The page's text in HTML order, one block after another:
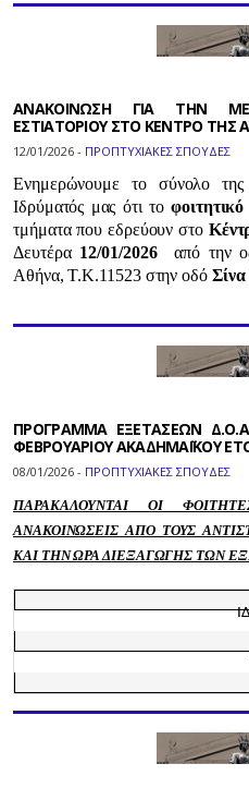
ΑΝΑΚΟΙΝΩΣΗ ΓΙΑ ΤΗΝ
ΕΣΤΙΑΤΟΡΙΟΥ ΣΤΟ ΚΕΝΤΡΟ ΤΗΣ
12/01/2026 - ΠΡΟΠΤΥΧΙΑΚΕΣ ΣΠΟΥΔΕΣ
Ενημερώνουμε το σύνολο της
Ιδρύματός μας ότι το
τμήματα που εδρεύουν στο
Δευτέρα 12/01/2026
από την
Αθήνα, Τ.Κ.11523 στην οδό
ΠΡΟΓΡΑΜΜΑ ΕΞΕΤΑΣΕΩΝ
ΦΕΒΡΟΥΑΡΙΟΥ ΑΚΑΔΗΜΑΪΚΟΥ
08/01/2026 - ΠΡΟΠΤΥΧΙΑΚΕΣ ΣΠΟΥΔΕΣ
ΠΑΡΑΚΑΛΟΥΝΤΑΙ ΟΙ
ΑΝΑΚΟΙΝΩΣΕΙΣ ΑΠΟ ΤΟΥΣ
ΚΑΙ ΤΗΝ ΩΡΑ ΔΙΕΞΑΓΩΓΗΣ ΤΩΝ